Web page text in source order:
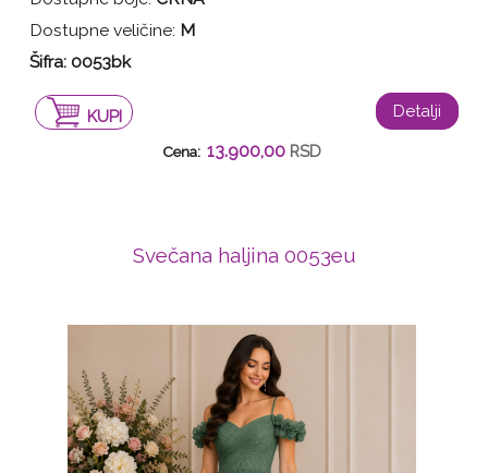
Dostupne veličine: M
Šifra: 0053bk
KUPI Detalji
Cena: 13.900,00 RSD
Svečana haljina 0053eu